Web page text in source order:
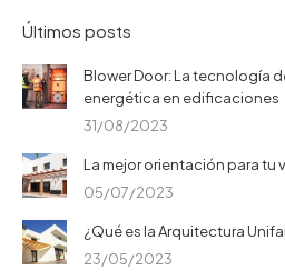
Últimos posts
Blower Door: La tecnología
energética en edificaciones
31/08/2023
La mejor orientación para tu
05/07/2023
¿Qué es la Arquitectura
23/05/2023